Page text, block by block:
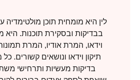
לין היא מומחית תוכן מולטימדיה
בבדיקות ובסקירת תוכנות.
וידאו, המרת אודיו, המרת
תיקון וידאו ונושאים קשורים.
בדיקות מעשיות ותרחישי